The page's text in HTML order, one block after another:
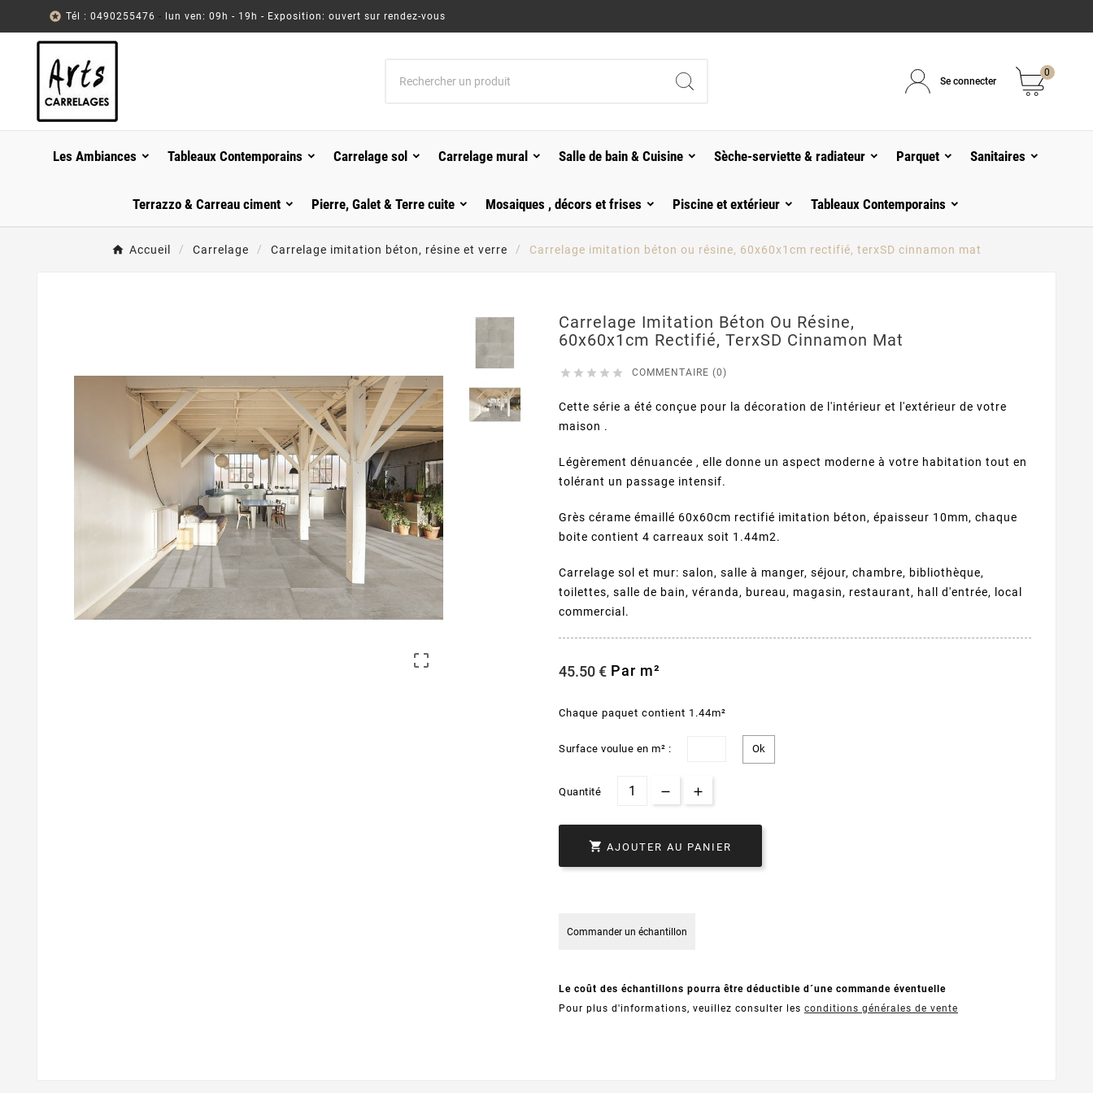
 Tél : 0490255476 - lun ven: 09h - 19h - Exposition: ouvert sur rendez-vous
Se connecter
0
Les Ambiances Tableaux Contemporains Carrelage sol Carrelage mural Salle de bain & Cuisine Sèche-serviette & radiateur Parquet Sanitaires
Terrazzo & Carreau ciment Pierre, Galet & Terre cuite Mosaiques , décors et frises Piscine et extérieur Tableaux Contemporains
Accueil Carrelage Carrelage imitation béton, résine et verre Carrelage imitation béton ou résine, 60x60x1cm rectifié, terxSD cinnamon mat

Carrelage Imitation Béton Ou Résine,
60x60x1cm Rectifié, TerxSD Cinnamon Mat
     COMMENTAIRE (0)
Cette série a été conçue pour la décoration de l'intérieur et l'extérieur de votre
maison .
Légèrement dénuancée , elle donne un aspect moderne à votre habitation tout en
tolérant un passage intensif.
Grès cérame émaillé 60x60cm rectifié imitation béton, épaisseur 10mm, chaque
boite contient 4 carreaux soit 1.44m2.
Carrelage sol et mur: salon, salle à manger, séjour, chambre, bibliothèque,
toilettes, salle de bain, véranda, bureau, magasin, restaurant, hall d'entrée, local
commercial.
45.50 € Par m²
Chaque paquet contient 1.44m²
Surface voulue en m² :
Quantité
 AJOUTER AU PANIER
Commander un échantillon
Le coût des échantillons pourra être déductible d´une commande éventuelle
Pour plus d'informations, veuillez consulter les conditions générales de vente